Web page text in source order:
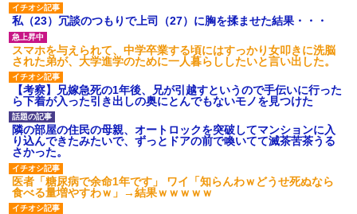
私（23）冗談のつもりで上司（27）に胸を揉ませた結果・・・
スマホを与えられて、中学卒業する頃にはすっかり女叩きに洗脳
された弟が、大学進学のために一人暮らししたいと言い出した。
【考察】兄嫁急死の1年後、兄が引越すというので手伝いに行った
ら下着が入った引き出しの奥にとんでもないモノを見つけた
隣の部屋の住民の母親、オートロックを突破してマンションに入
り込んできたみたいで、ずっとドアの前で喚いてて滅茶苦茶うる
さかった。
医者「糖尿病で余命1年です」 ワイ「知らんわｗどうせ死ぬなら
食べる量増やすわｗ」→結果ｗｗｗｗｗ